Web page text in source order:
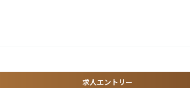
の開発を行うグループ会社とのやりとりも密接なため、これま
求人エントリー